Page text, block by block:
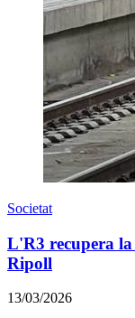
Societat
L'R3 recupera la
Ripoll
13/03/2026